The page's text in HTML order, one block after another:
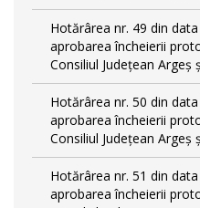
Hotărârea nr. 49 din
aprobarea încheierii
Consiliul Județean Argeș
Hotărârea nr. 50 din
aprobarea încheierii
Consiliul Județean Argeș
Hotărârea nr. 51 din
aprobarea încheierii